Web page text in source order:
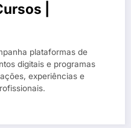
|
plataformas de
digitais e programas
experiências e